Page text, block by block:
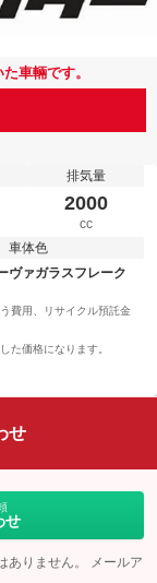
車輛です。
排気量
2000
cc
車体色
ヴァガラスフレーク
費用、リサイクル預託金
た価格になります。
せ
せ
ありません。 メールア